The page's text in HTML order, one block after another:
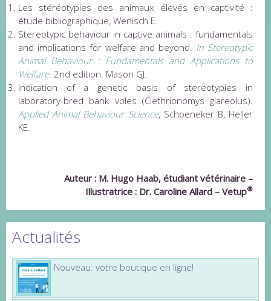
Les stéréotypies des animaux élevés en captivité :
étude bibliographique, Wenisch E.
Stereotypic behaviour in captive animals : fundamentals
and implications for welfare and beyond. In Stereotypic
Animal Behaviour : Fundamentals and Applications to
Welfare. 2nd edition. Mason GJ.
Indication of a genetic basis of stereotypies in
laboratory-bred bank voles (Clethrionomys glareolus).
Applied Animal Behaviour Science, Schoeneker B, Heller
KE.
Auteur : M. Hugo Haab, étudiant vétérinaire –
Illustratrice : Dr. Caroline Allard – Vetup®
Actualités
Nouveau: votre boutique en ligne!